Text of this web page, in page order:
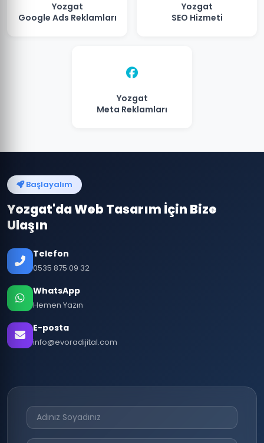
Yozgat
Google Ads Reklamları
Yozgat
SEO Hizmeti
Yozgat
Meta Reklamları
Başlayalım
Yozgat'da Web Tasarım İçin Bize
Ulaşın
Telefon
0535 875 09 32
WhatsApp
Hemen Yazın
E-posta
info@evoradijital.com